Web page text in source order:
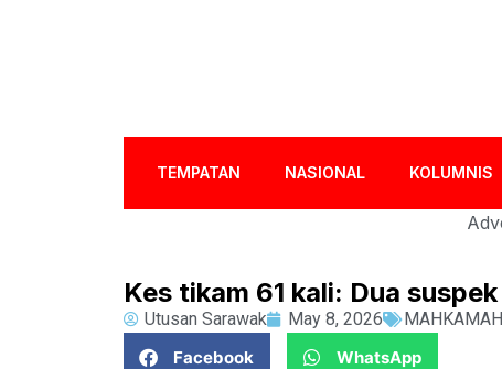
TEMPATAN NASIONAL KOLUMNIS
Kes tikam 61 kali: Dua
Utusan Sarawak May 8, 2026
MAHKAMAH
Facebook
WhatsApp